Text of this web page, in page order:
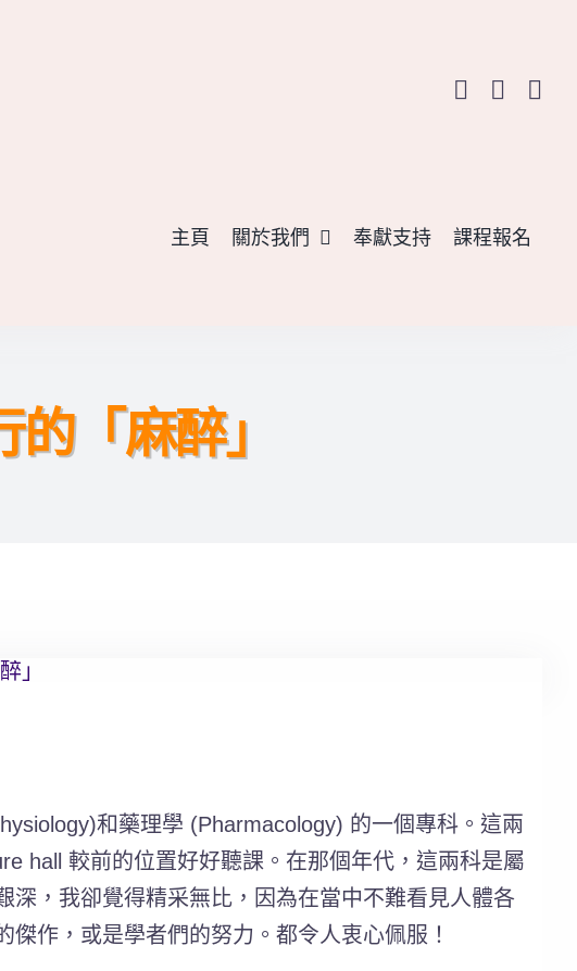
主頁 關於我們 奉獻支持 課程報名
「麻醉」
和藥理學 (Pharmacology) 的一個專科。這兩
hall 較前的位置好好聽課。在那個年代，這兩科是屬
，我卻覺得精采無比，因為在當中不難看見人體各
作，或是學者們的努力。都令人衷心佩服！